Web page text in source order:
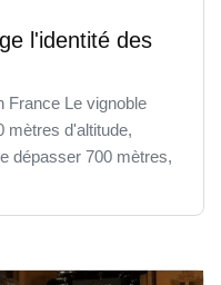
l'identité des
France Le vignoble
mètres d'altitude,
dépasser 700 mètres,